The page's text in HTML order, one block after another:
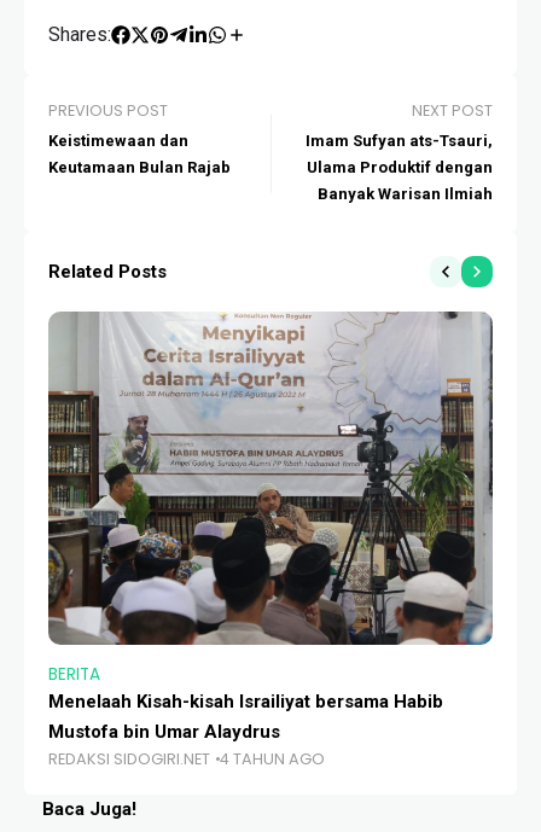
Shares:
PREVIOUS POST
Keistimewaan dan
Keutamaan Bulan Rajab
NEXT POST
Imam Sufyan ats-Tsauri,
Ulama Produktif dengan
Banyak Warisan Ilmiah
Related Posts
BERITA
Menelaah Kisah-kisah Israiliyat bersama Habib
Mustofa bin Umar Alaydrus
REDAKSI SIDOGIRI.NET 4 TAHUN AGO
Baca Juga!